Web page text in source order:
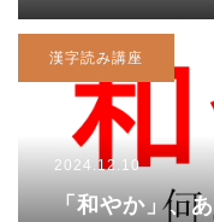
履物！
漢字読み講座
2024.12.10
「和やか」、